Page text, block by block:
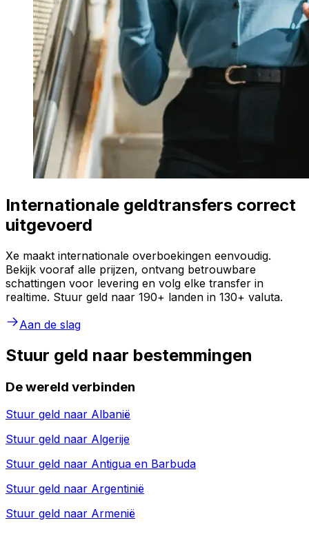
Internationale geldtransfers correct
uitgevoerd
Xe maakt internationale overboekingen eenvoudig.
Bekijk vooraf alle prijzen, ontvang betrouwbare
schattingen voor levering en volg elke transfer in
realtime. Stuur geld naar 190+ landen in 130+ valuta.
Aan de slag
Stuur geld naar bestemmingen
De wereld verbinden
Stuur geld naar Albanië
Stuur geld naar Algerije
Stuur geld naar Antigua en Barbuda
Stuur geld naar Argentinië
Stuur geld naar Armenië